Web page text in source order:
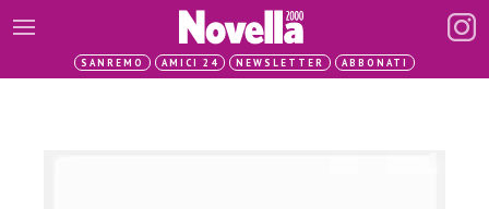
SANREMO AMICI 24 NEWSLETTER ABBONATI